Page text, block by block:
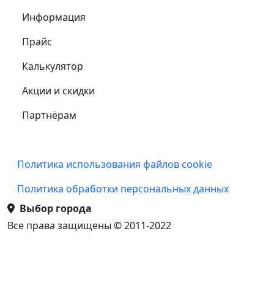
Информация
Прайс
Калькулятор
Акции и скидки
Партнёрам
Подвал
Политика использования файлов cookie
Политика обработки персональных данных
Выбор города
Все права защищены © 2011-2022